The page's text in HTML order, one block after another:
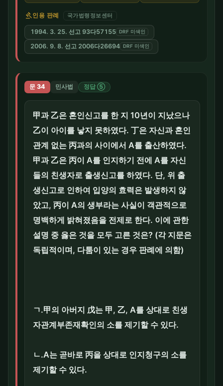
gavel인용 판례 국가법령정보센터
1994. 3. 25. 선고 93다57155 DRF 미색인
2006. 9. 8. 선고 2006다26694 DRF 미색인
문 34 민사법 정답 ⑤
甲과 乙은 혼인신고를 한 지 10년이 지났으나
乙이 아이를 낳지 못하였다. 丁은 자신과 혼인
관계 없는 丙과의 사이에서 A를 출산하였다.
甲과 乙은 丙이 A를 인지하기 전에 A를 자신
들의 친생자로 출생신고를 하였다. 단, 위 출
생신고로 인하여 입양의 효력은 발생하지 않
았고, 丙이 A의 생부라는 사실이 객관적으로
명백하게 밝혀졌음을 전제로 한다. 이에 관한
설명 중 옳은 것을 모두 고른 것은? (각 지문은
독립적이며, 다툼이 있는 경우 판례에 의함)
ㄱ.甲의 아버지 戊는 甲, 乙, A를 상대로 친생
자관계부존재확인의 소를 제기할 수 있다.
ㄴ.A는 곧바로 丙을 상대로 인지청구의 소를
제기할 수 있다.